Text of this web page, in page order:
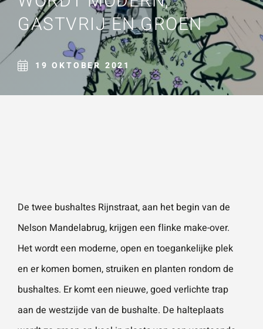
*
E-mailadres *
Wat is 5 + 5?*
ZOEKEN
Gebruik het
contactform
ulier voor je
vragen en
opmerkingen
je altijd bellen
met één van
onze
vestigingen.
Naam*
GASTVRIJ EN GROEN
19 OKTOBER 2021
De twee bushaltes Rijnstraat, aan het begin van de
Nelson Mandelabrug, krijgen een flinke make-over.
Het wordt een moderne, open en toegankelijke plek
en er komen bomen, struiken en planten rondom de
bushaltes. Er komt een nieuwe, goed verlichte trap
aan de westzijde van de bushalte. De halteplaats